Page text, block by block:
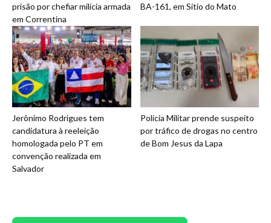
prisão por chefiar milícia armada
em Correntina
BA-161, em Sítio do Mato
Jerônimo Rodrigues tem
candidatura à reeleição
homologada pelo PT em
convenção realizada em
Salvador
Polícia Militar prende suspeito
por tráfico de drogas no centro
de Bom Jesus da Lapa